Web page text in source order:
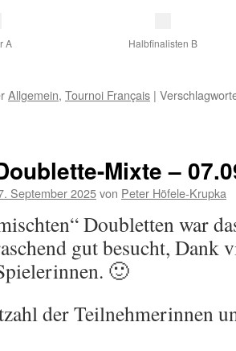
A Halbfinalisten B
Allgemein, Tournoi Français |
Mixte –
September 2025von Peter Höfele-Krupka
Doubletten war
gut besucht, Dank
🙂
der Teilnehmerinnen